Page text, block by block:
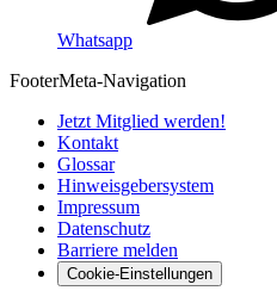
Whatsapp
FooterMeta-Navigation
Jetzt Mitglied werden!
Kontakt
Glossar
Hinweisgebersystem
Impressum
Datenschutz
Barriere melden
Cookie-Einstellungen